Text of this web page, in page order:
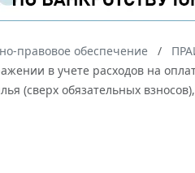
правовое обеспечение
в учете расходов на
(сверх обязательных